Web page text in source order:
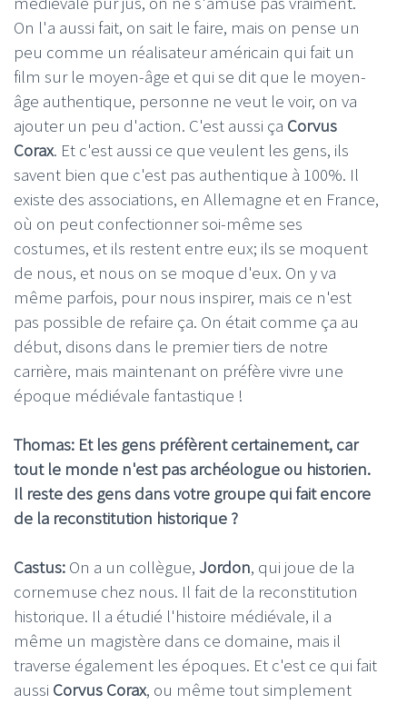
On l'a aussi fait, on sait le faire, mais on pense un
peu comme un réalisateur américain qui fait un
film sur le moyen-âge et qui se dit que le moyen-
âge authentique, personne ne veut le voir, on va
ajouter un peu d'action. C'est aussi ça Corvus
Corax. Et c'est aussi ce que veulent les gens, ils
savent bien que c'est pas authentique à 100%. Il
existe des associations, en Allemagne et en France,
où on peut confectionner soi-même ses
costumes, et ils restent entre eux; ils se moquent
de nous, et nous on se moque d'eux. On y va
même parfois, pour nous inspirer, mais ce n'est
pas possible de refaire ça. On était comme ça au
début, disons dans le premier tiers de notre
carrière, mais maintenant on préfère vivre une
époque médiévale fantastique !
Thomas: Et les gens préfèrent certainement, car
tout le monde n'est pas archéologue ou historien.
Il reste des gens dans votre groupe qui fait encore
de la reconstitution historique ?
Castus: On a un collègue, Jordon, qui joue de la
cornemuse chez nous. Il fait de la reconstitution
historique. Il a étudié l'histoire médiévale, il a
même un magistère dans ce domaine, mais il
traverse également les époques. Et c'est ce qui fait
aussi Corvus Corax, ou même tout simplement